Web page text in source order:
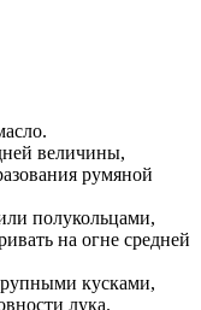
величины,
румяной
полукольцами,
на огне средней
кусками,
лука.